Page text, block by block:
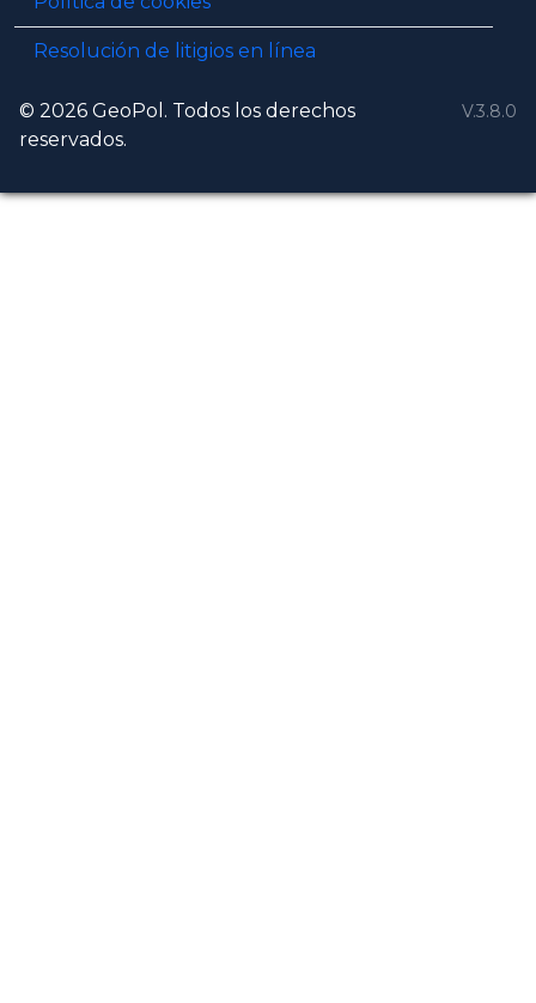
Resolución de litigios en línea
© 2026 GeoPol. Todos los derechos
reservados.
V.3.8.0